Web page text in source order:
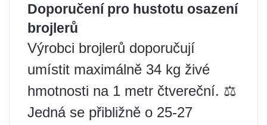
Doporučení pro hustotu osazení
brojlerů
Výrobci brojlerů doporučují
umístit maximálně 34 kg živé
hmotnosti na 1 metr čtvereční. ⚖️
Jedná se přibližně o 25-27